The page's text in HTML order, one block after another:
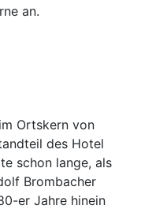
an.
Ortskern von
des Hotel
schon lange, als
Brombacher
er Jahre hinein